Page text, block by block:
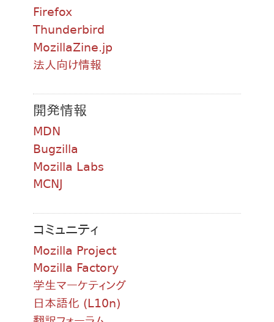
Firefox
Thunderbird
MozillaZine.jp
法人向け情報
開発情報
MDN
Bugzilla
Mozilla Labs
MCNJ
コミュニティ
Mozilla Project
Mozilla Factory
学生マーケティング
日本語化 (L10n)